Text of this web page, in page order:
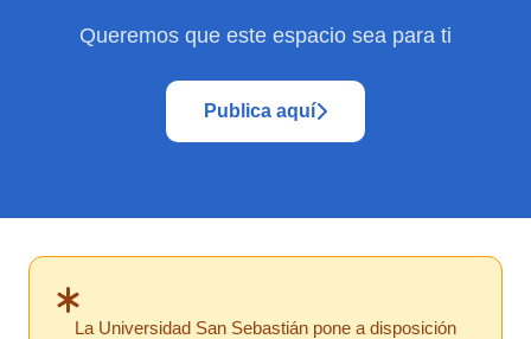
Queremos que este espacio sea para ti
Publica aquí
La Universidad San Sebastián pone a disposición